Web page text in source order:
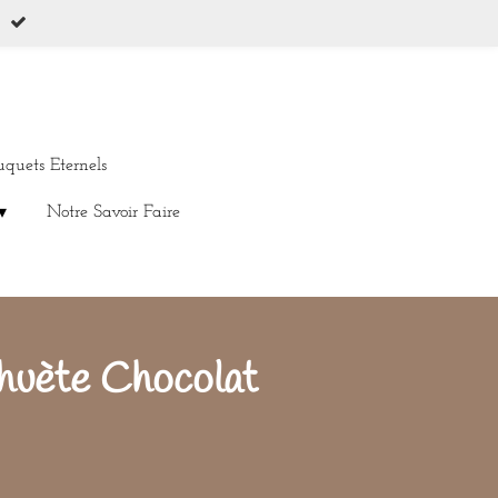
Eternels
Notre Savoir Faire
Chocolat